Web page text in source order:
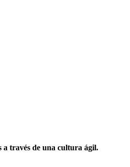
a través de una cultura ágil.